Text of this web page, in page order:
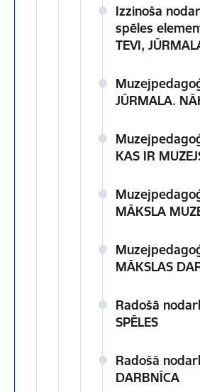
Izzinoša
spēles
TEVI,
JŪRMALA.
KAS IR
MĀKSLA
MĀKSLAS
Radošā
SPĒLES
Radošā
DARBNĪCA